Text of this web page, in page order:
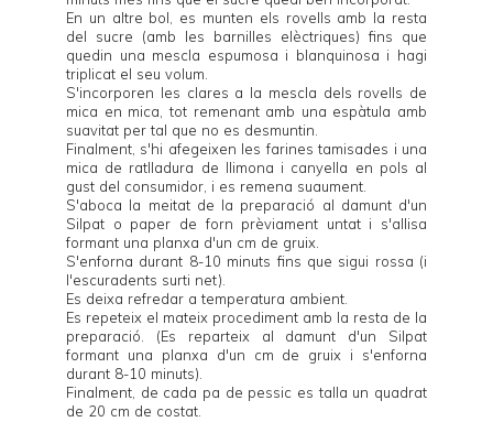
En un altre bol, es munten els rovells amb la resta
del sucre (amb les barnilles elèctriques) fins que
quedin una mescla espumosa i blanquinosa i hagi
triplicat el seu volum.
S'incorporen les clares a la mescla dels rovells de
mica en mica, tot remenant amb una espàtula amb
suavitat per tal que no es desmuntin.
Finalment, s'hi afegeixen les farines tamisades i una
mica de ratlladura de llimona i canyella en pols al
gust del consumidor, i es remena suaument.
S'aboca la meitat de la preparació al damunt d'un
Silpat o paper de forn prèviament untat i s'allisa
formant una planxa d'un cm de gruix.
S'enforna durant 8-10 minuts fins que sigui rossa (i
l'escuradents surti net).
Es deixa refredar a temperatura ambient.
Es repeteix el mateix procediment amb la resta de la
preparació. (Es reparteix al damunt d'un Silpat
formant una planxa d'un cm de gruix i s'enforna
durant 8-10 minuts).
Finalment, de cada pa de pessic es talla un quadrat
de 20 cm de costat.